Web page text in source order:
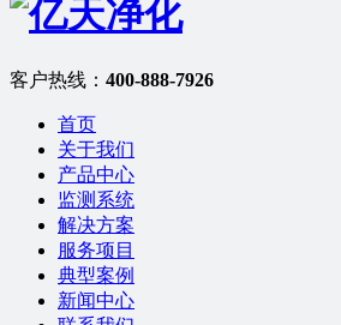
客户热线： 400-888-7926
首页
关于我们
产品中心
监测系统
解决方案
服务项目
典型案例
新闻中心